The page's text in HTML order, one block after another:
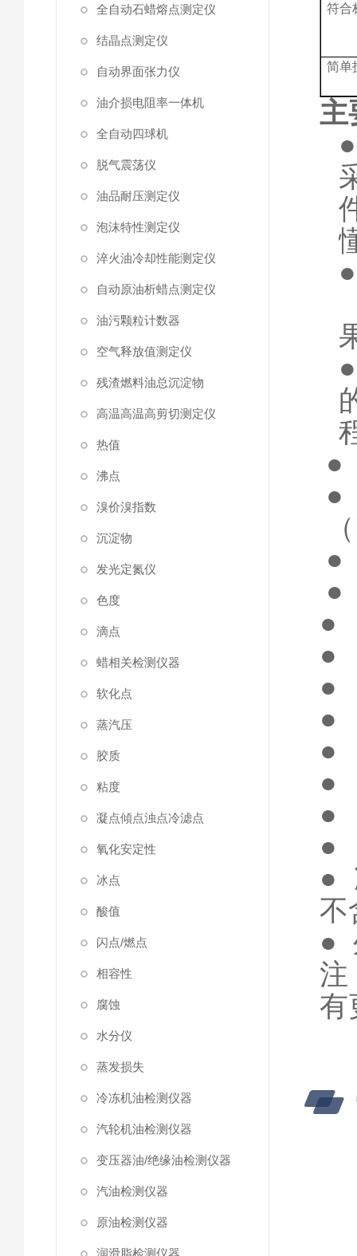
全自动石蜡熔点测定仪
结晶点测定仪
自动界面张力仪
油介损电阻率一体机
全自动四球机
脱气震荡仪
油品耐压测定仪
泡沫特性测定仪
淬火油冷却性能测定仪
自动原油析蜡点测定仪
油污颗粒计数器
空气释放值测定仪
残渣燃料油总沉淀物
高温高温高剪切测定仪
热值
沸点
溴价溴指数
沉淀物
发光定氮仪
色度
滴点
蜡相关检测仪器
软化点
蒸汽压
胶质
粘度
凝点傾点浊点冷滤点
氧化安定性
冰点
酸值
闪点/燃点
相容性
腐蚀
水分仪
蒸发损失
冷冻机油检测仪器
汽轮机油检测仪器
变压器油/绝缘油检测仪器
汽油检测仪器
原油检测仪器
润滑脂检测仪器
符合
简单
主
●
●
●
●
●
●
●
●
●
●
●
●
●
不
●
注
有